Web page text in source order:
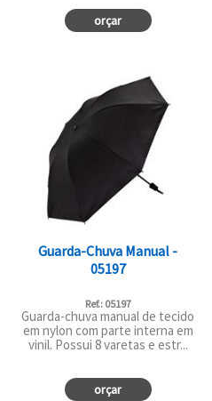
orçar
Guarda-Chuva Manual -
05197
Ref.: 05197
Guarda-chuva manual de tecido
em nylon com parte interna em
vinil. Possui 8 varetas e estr...
orçar